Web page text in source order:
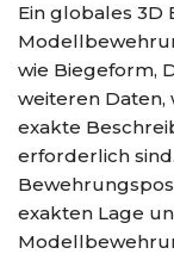
3D Lektion 4
Bewehren im
3D Lektion 5
Lage der Eisen
30 Minutes
Ein globales 3D
wie Biegeform,
weiteren
exakte
erforderlich
exakten Lage